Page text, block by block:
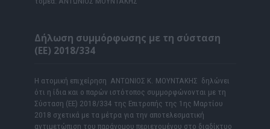
Δήλωση συμμόρφωσης με τη σύσταση
(ΕΕ) 2018/334
Η ατομική επιχείρηση ΑΝΤΩΝΙΟΣ Κ. ΜΟΥΝΤΑΚΗΣ δηλώνει
ότι η ίδια και ο παρών ιστότοπος συμμορφώνονται με τη
Σύσταση (ΕΕ) 2018/334 της Επιτροπής της 1ης Μαρτίου
2018 σχετικά με τα μέτρα για την αποτελεσματική
αντιμετώπιση του παράνομου περιεχομένου στο διαδίκτυο